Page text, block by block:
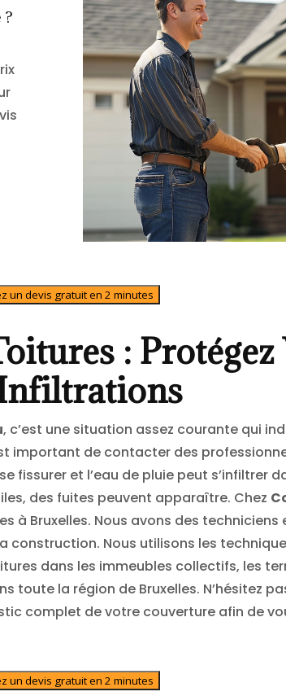
un devis gratuit en 2 minutes
:
, c’est une situation assez courante qui
important de contacter des
fissurer et l’eau de pluie peut s’infiltrer
des fuites peuvent apparaître. Chez
à Bruxelles. Nous avons des
construction. Nous utilisons les
dans les immeubles collectifs, les
toute la région de Bruxelles. N’hésitez
complet de votre couverture afin de
un devis gratuit en 2 minutes